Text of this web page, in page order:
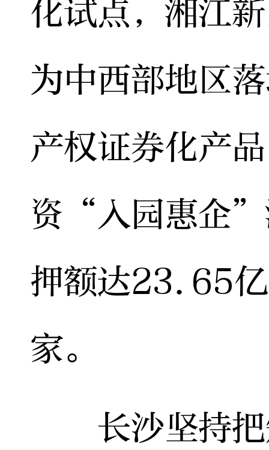
化试点，湘江
为中西部地区
产权证券化产
资“入园惠企”
押额达23.65
家。
长沙坚持把